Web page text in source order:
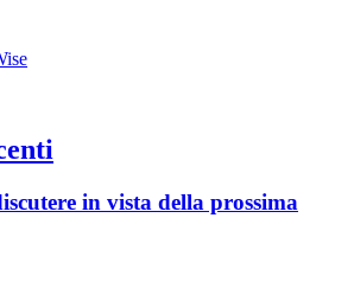
in vista della prossima